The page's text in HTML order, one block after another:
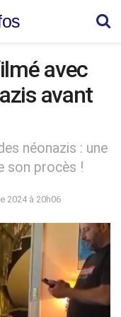
avec
avant
néonazis : une
son procès !
2024 à 20h06